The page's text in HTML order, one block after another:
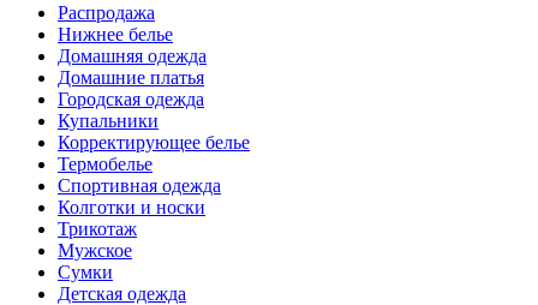
Распродажа
Нижнее белье
Домашняя одежда
Домашние платья
Городская одежда
Купальники
Корректирующее белье
Термобелье
Спортивная одежда
Колготки и носки
Трикотаж
Мужское
Сумки
Детская одежда